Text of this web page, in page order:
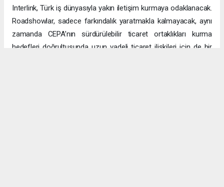
Interlink, Türk iş dünyasıyla yakın iletişim kurmaya odaklanacak.
Roadshowlar, sadece farkındalık yaratmakla kalmayacak, aynı
zamanda CEPA’nın sürdürülebilir ticaret ortaklıkları kurma
hedefleri doğrultusunda uzun vadeli ticaret ilişkileri için de bir